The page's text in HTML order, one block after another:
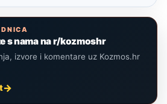
s nama na r/kozmoshr
izvore i komentare uz Kozmos.hr